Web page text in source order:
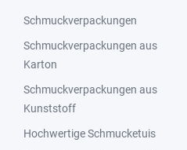
Schmuckverpackungen
Schmuckverpackungen aus
Karton
Schmuckverpackungen aus
Kunststoff
Hochwertige Schmucketuis